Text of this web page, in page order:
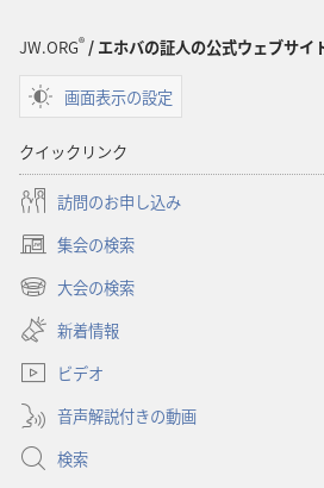
JW.ORG®/ エホバの証人の公式ウェブサイ
画面表示の設定
クイックリンク
訪問のお申し込み
集会の検索
（新
し
タ
で
開
く）
大会の検索
（新
し
い
タ
ブ
で
開
く）
新着情報
ビデオ
音声解説付きの動画
検索